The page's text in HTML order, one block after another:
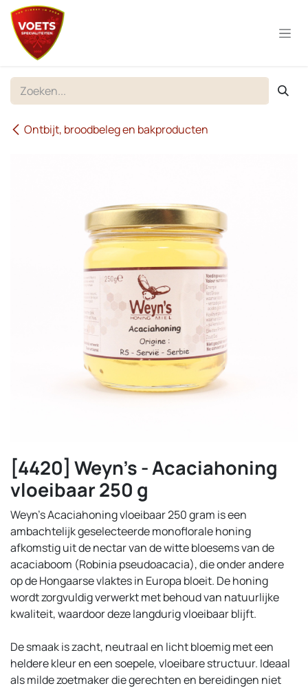
Overslaan naar inhoud
Ontbijt, broodbeleg en bakproducten
[4420] Weyn's - Acaciahoning
vloeibaar 250 g
Weyn’s Acaciahoning vloeibaar 250 gram is een
ambachtelijk geselecteerde monoflorale honing
afkomstig uit de nectar van de witte bloesems van de
acaciaboom (Robinia pseudoacacia), die onder andere
op de Hongaarse vlaktes in Europa bloeit. De honing
wordt zorgvuldig verwerkt met behoud van natuurlijke
kwaliteit, waardoor deze langdurig vloeibaar blijft.
De smaak is zacht, neutraal en licht bloemig met een
heldere kleur en een soepele, vloeibare structuur. Ideaal
als milde zoetmaker die gerechten en bereidingen niet